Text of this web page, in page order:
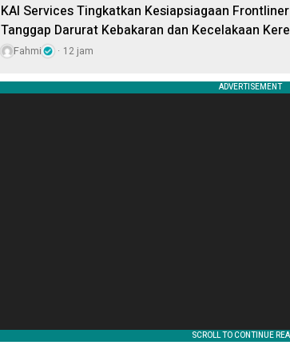
KAI Services Tingkatkan Kesiapsiagaan
Tanggap Darurat Kebakaran dan Kecelakaan
Fahmi 12 jam